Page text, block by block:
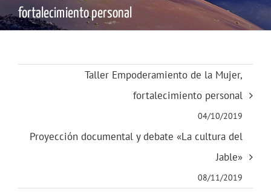
fortalecimiento personal
Taller Empoderamiento de la Mujer,
fortalecimiento personal
04/10/2019
Proyección documental y debate «La cultura del
Jable»
08/11/2019